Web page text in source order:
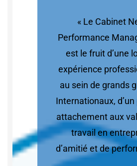
« Le Cabinet
Performance
est le fruit d’une
expérience
au sein de grands
Internationaux,
attachement aux
travail en
d’amitié et de